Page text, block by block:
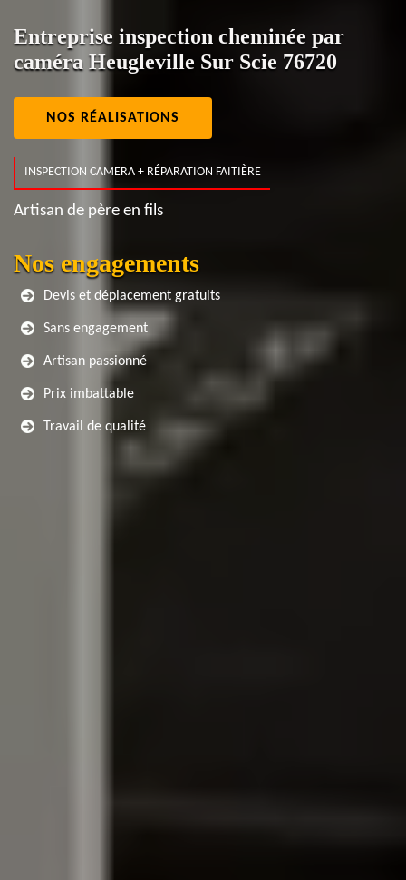
Entreprise inspection cheminée par
caméra Heugleville Sur Scie 76720
NOS RÉALISATIONS
INSPECTION CAMERA + RÉPARATION FAITIÈRE
Artisan de père en fils
Nos engagements
Devis et déplacement gratuits
Sans engagement
Artisan passionné
Prix imbattable
Travail de qualité